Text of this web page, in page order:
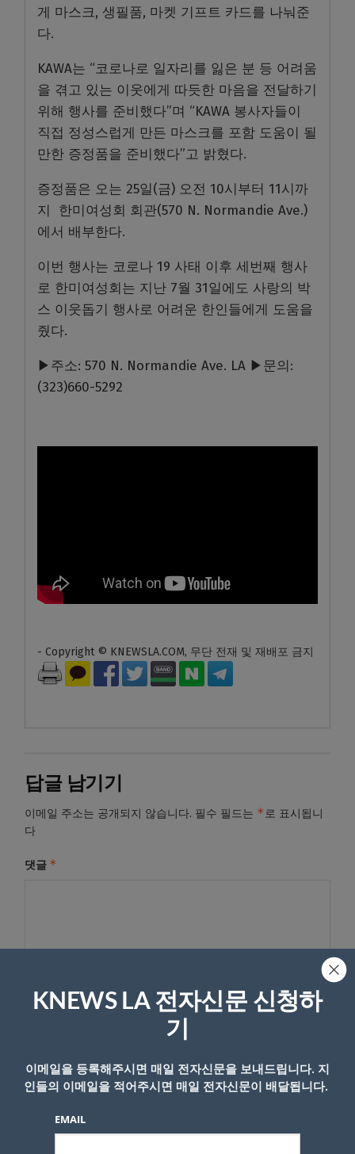
게 마스크, 생필품, 마켓 기프트 카드를 나눠준
다.
KAWA는 “코로나로 일자리를 잃은 분 등 어려움
을 겪고 있는 이웃에게 따듯한 마음을 전달하기
위해 행사를 준비했다”며 “KAWA 봉사자들이
직접 정성스럽게 만든 마스크를 포함 도움이 될
만한 증정품을 준비했다”고 밝혔다.
증정품은 오는 25일(금) 오전 10시부터 11시까
지 한미여성회 회관(570 N. Normandie Ave.)
에서 배부한다.
이번 행사는 코로나 19 사태 이후 세번째 행사
로 한미여성회는 지난 7월 31일에도 사랑의 박
스 이웃돕기 행사로 어려운 한인들에게 도움을
줬다.
▶주소: 570 N. Normandie Ave. LA ▶문의:
(323)660-5292
- Copyright © KNEWSLA.COM, 무단 전재 및 재배포 금지
답글 남기기
이메일 주소는 공개되지 않습니다. 필수 필드는 *로 표시됩니
다
댓글 *
이름
KNEWS LA 전자신문 신청하
기
이메일을 등록해주시면 매일 전자신문을 보내드립니다. 지
인들의 이메일을 적어주시면 매일 전자신문이 배달됩니다.
EMAIL